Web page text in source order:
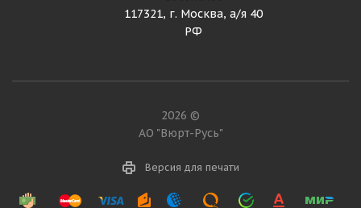
117321, г. Москва, а/я 40
РФ
2026 ©
АО "Вюрт-Русь"
Версия для печати